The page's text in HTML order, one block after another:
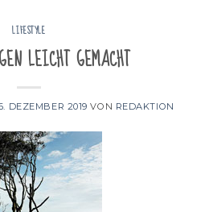
LIFESTYLE
leicht gemacht
DEZEMBER 2019 VON REDAKTION